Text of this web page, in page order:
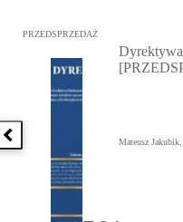
Poprzednia książka
Przejdź do: Dyrektywa
PRZEDSPRZEDAŻ
Mateusz Jakubik,